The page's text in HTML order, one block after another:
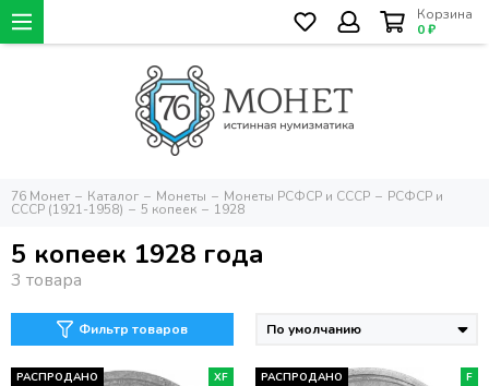
Корзина
0 ₽
76 Монет Каталог Монеты Монеты РСФСР и СССР РСФСР и
СССР (1921-1958) 5 копеек 1928
5 копеек 1928 года
Фильтр товаров
РАСПРОДАНО XF РАСПРОДАНО F